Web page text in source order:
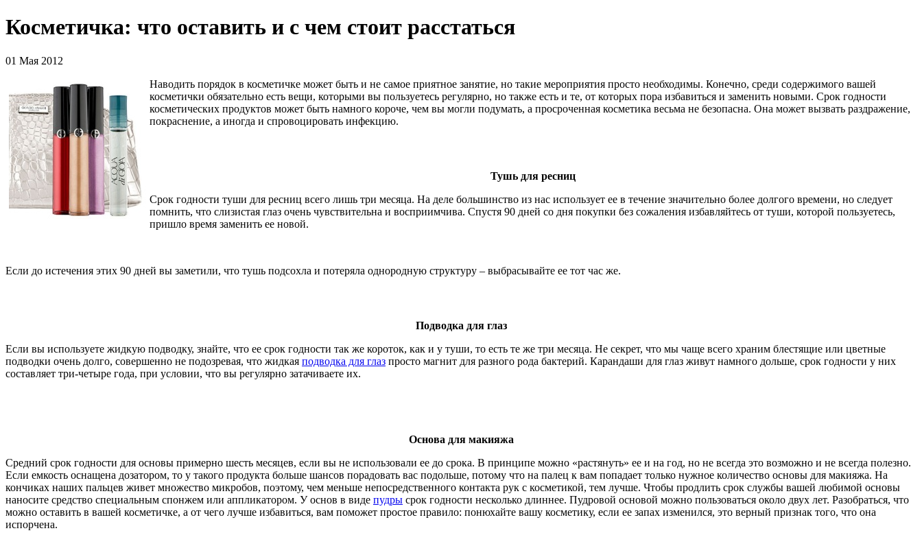
Косметичка: что оставить и с чем стоит расстаться
01 Мая 2012
Наводить порядок в косметичке может быть и не самое приятное занятие, но такие мероприятия просто необходимы. Конечно, среди содержимого вашей
косметички обязательно есть вещи, которыми вы пользуетесь регулярно, но также есть и те, от которых пора избавиться и заменить новыми. Срок годности
косметических продуктов может быть намного короче, чем вы могли подумать, а просроченная косметика весьма не безопасна. Она может вызвать раздражение,
покраснение, а иногда и спровоцировать инфекцию.
Тушь для ресниц
Срок годности туши для ресниц всего лишь три месяца. На деле большинство из нас использует ее в течение значительно более долгого времени, но следует
помнить, что слизистая глаз очень чувствительна и восприимчива. Спустя 90 дней со дня покупки без сожаления избавляйтесь от туши, которой пользуетесь,
пришло время заменить ее новой.
Если до истечения этих 90 дней вы заметили, что тушь подсохла и потеряла однородную структуру – выбрасывайте ее тот час же.
Подводка для глаз
Если вы используете жидкую подводку, знайте, что ее срок годности так же короток, как и у туши, то есть те же три месяца. Не секрет, что мы чаще всего храним блестящие или цветные
подводки очень долго, совершенно не подозревая, что жидкая подводка для глаз просто магнит для разного рода бактерий. Карандаши для глаз живут намного дольше, срок годности у них
составляет три-четыре года, при условии, что вы регулярно затачиваете их.
Основа для макияжа
Средний срок годности для основы примерно шесть месяцев, если вы не использовали ее до срока. В принципе можно «растянуть» ее и на год, но не всегда это возможно и не всегда полезно.
Если емкость оснащена дозатором, то у такого продукта больше шансов порадовать вас подольше, потому что на палец к вам попадает только нужное количество основы для макияжа. На
кончиках наших пальцев живет множество микробов, поэтому, чем меньше непосредственного контакта рук с косметикой, тем лучше. Чтобы продлить срок службы вашей любимой основы
наносите средство специальным спонжем или аппликатором. У основ в виде пудры срок годности несколько длиннее. Пудровой основой можно пользоваться около двух лет. Разобраться, что
можно оставить в вашей косметичке, а от чего лучше избавиться, вам поможет простое правило: понюхайте вашу косметику, если ее запах изменился, это верный признак того, что она
испорчена.